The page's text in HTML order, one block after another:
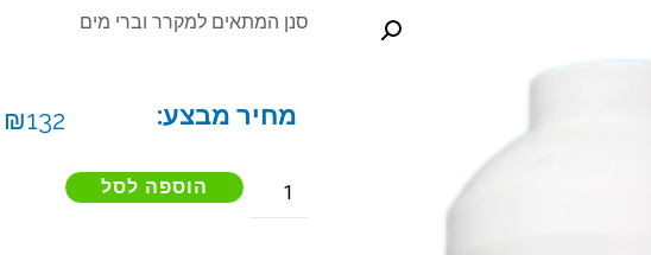
סנן המתאים למקרר וברי מים
מחיר מבצע: ₪132
הוספה לסל